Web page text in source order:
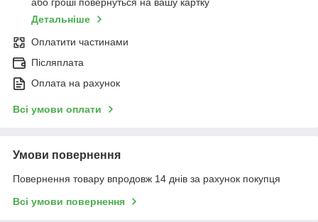
або гроші повернуться на вашу картку
Детальніше
Оплатити частинами
Післяплата
Оплата на рахунок
Всі умови оплати
Умови повернення
Повернення товару впродовж 14 днів за рахунок покупця
Всі умови повернення